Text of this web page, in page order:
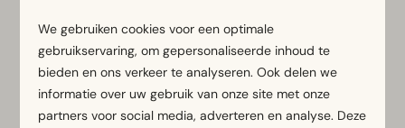
horeca met een drankje of een hapje, voordat je
weer vol energie nieuwe avonturen beleeft in de
natuur van Fun Forest Amsterdam.
We gebruiken cookies voor een optimale
gebruikservaring, om gepersonaliseerde inhoud te
bieden en ons verkeer te analyseren. Ook delen we
informatie over uw gebruik van onze site met onze
partners voor social media, adverteren en analyse. Deze